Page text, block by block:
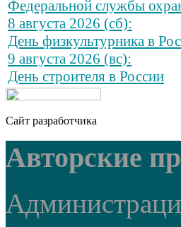
Федеральной службы
8 августа 2026 (сб):
День физкультурника в
9 августа 2026 (вс):
День строителя в России
Сайт разработчика
Авторские